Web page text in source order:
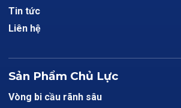
Tin tức
Liên hệ
Sản Phẩm Chủ Lực
Vòng bi cầu rãnh sâu